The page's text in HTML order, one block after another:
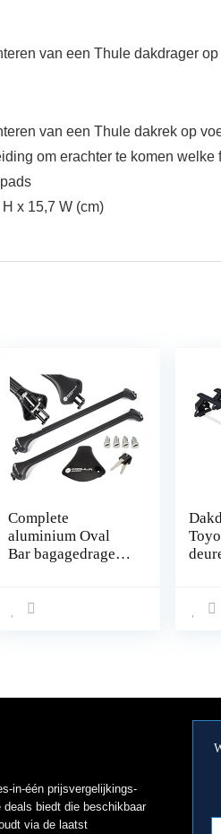
van een Thule dakdrager
van een Thule dakrek op
om erachter te komen welke
x 15,7 W (cm)
Complete
aluminium Oval
Bar bagagedrager
geïntegreerde
100 kg
in-één prijsvergelijkings-
biedt die beschikbaar
via de laatst